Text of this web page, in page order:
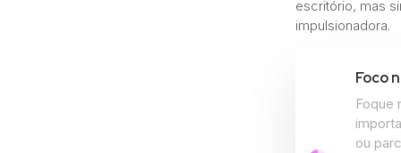
escritório, mas
impulsionadora.
Foco
Foque
ou